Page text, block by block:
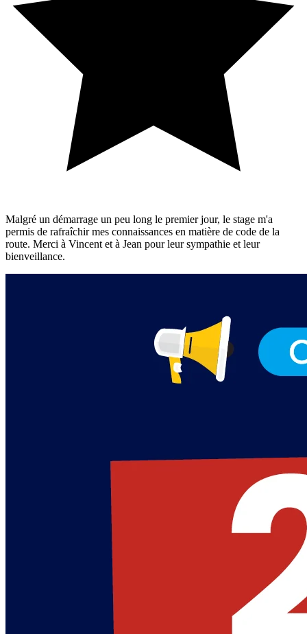
Malgré un démarrage un peu long le premier jour, le stage m'a
permis de rafraîchir mes connaissances en matière de code de la
route. Merci à Vincent et à Jean pour leur sympathie et leur
bienveillance.